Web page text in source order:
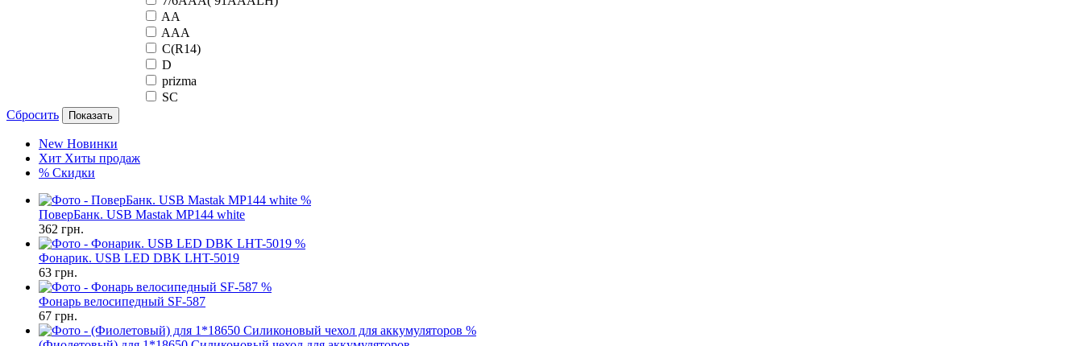
AA
AAA
C(R14)
D
prizma
SC
Сбросить
Показать
New Новинки
Хит Хиты продаж
% Скидки
%
ПоверБанк. USB Mastak MP144 white
362 грн.
%
Фонарик. USB LED DBK LHT-5019
63 грн.
%
Фонарь велосипедный SF-587
67 грн.
%